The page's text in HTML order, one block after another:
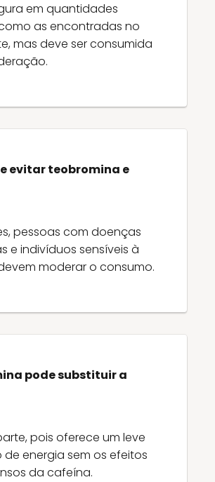
em quantidades
as encontradas no
mas deve ser consumida
evitar teobromina e
pessoas com doenças
e indivíduos sensíveis à
moderar o consumo.
pode substituir a
pois oferece um leve
energia sem os efeitos
da cafeína.